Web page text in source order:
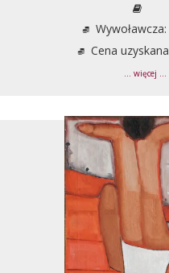
Wywoławcza:
Cena
... więcej ...